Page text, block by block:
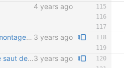
4 years ago
Adaptation des étapes de montage pour l'impression 3 years ago
Résolution de problèmes de saut de pages - Suppression du CSS "en dur" qui faisait aussi sauter des pages dans les mauvaises sections (étapes de montage du moyeu etc.) - Ajout de code HTML dans les fichiers .md pour éviter les sauts de pages là où c'est gênant3 years ago